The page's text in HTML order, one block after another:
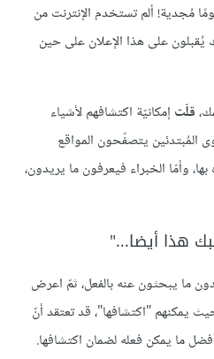
مُجدية! ألم تستخدم الإنترنت من
على هذا الإعلان على حين
قلّت إمكانيّة اكتشافهم لأشياء
المُبتدئين يتصفّحون المواقع
وأمّا الخبراء فيعرفون ما يريدون،
هذا أيضا..."
ما يبحثون عنه بالفعل، ثمّ اعرض
يمكنهم "اكتشافها"، قد تعتقد أنّ
ما يمكن فعله لضمان اكتشافها.